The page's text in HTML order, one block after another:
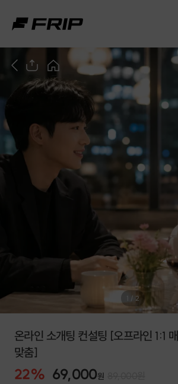
/ 2
온라인 소개팅 컨설팅 [오프라인 1:1
맞춤]
22% 69,000원